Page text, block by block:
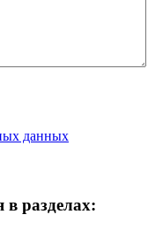
данных
в разделах: